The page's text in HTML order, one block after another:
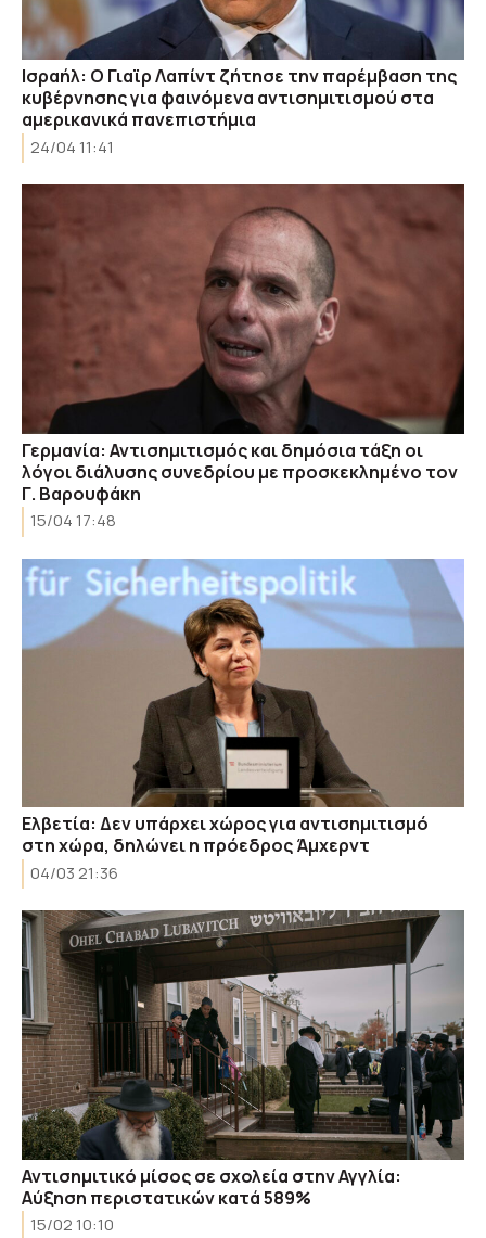
Ισραήλ: Ο Γιαϊρ Λαπίντ ζήτησε την παρέμβαση της
κυβέρνησης για φαινόμενα αντισημιτισμού στα
αμερικανικά πανεπιστήμια
24/04 11:41
Γερμανία: Αντισημιτισμός και δημόσια τάξη οι
λόγοι διάλυσης συνεδρίου με προσκεκλημένο τον
Γ. Βαρουφάκη
15/04 17:48
Ελβετία: Δεν υπάρχει χώρος για αντισημιτισμό
στη χώρα, δηλώνει η πρόεδρος Άμχερντ
04/03 21:36
Αντισημιτικό μίσος σε σχολεία στην Αγγλία:
Αύξηση περιστατικών κατά 589%
15/02 10:10